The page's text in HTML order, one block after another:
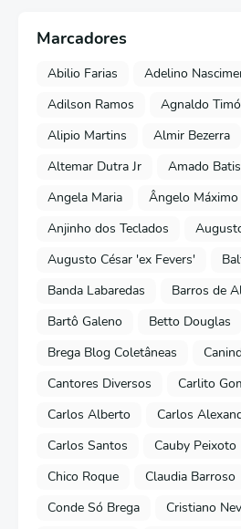
Marcadores
Abilio Farias
Adelino
Adilson Ramos
Agnaldo
Alipio Martins
Almir Bezerra
Altemar Dutra Jr
Amado
Angela Maria
Ângelo Máximo
Anjinho dos Teclados
Augusto César 'ex Fevers'
Banda Labaredas
Barros de
Bartô Galeno
Betto Douglas
Brega Blog Coletâneas
Cantores Diversos
Carlito
Carlos Alberto
Carlos
Carlos Santos
Cauby Peixoto
Chico Roque
Claudia Barroso
Conde Só Brega
Cristiano